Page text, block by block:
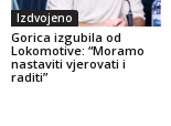
Izdvojeno
Gorica izgubila od
Lokomotive: “Moramo
nastaviti vjerovati i
raditi”